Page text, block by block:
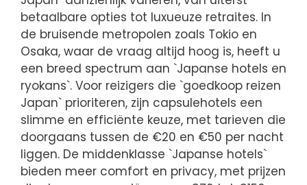
betaalbare opties tot luxueuze retraites. In
de bruisende metropolen zoals Tokio en
Osaka, waar de vraag altijd hoog is, heeft u
een breed spectrum aan `Japanse hotels en
ryokans`. Voor reizigers die `goedkoop reizen
Japan` prioriteren, zijn capsulehotels een
slimme en efficiënte keuze, met tarieven die
doorgaans tussen de €20 en €50 per nacht
liggen. De middenklasse `Japanse hotels`
bieden meer comfort en privacy, met prijzen